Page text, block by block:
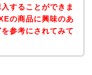
することができま
の商品に興味のあ
参考にされてみて